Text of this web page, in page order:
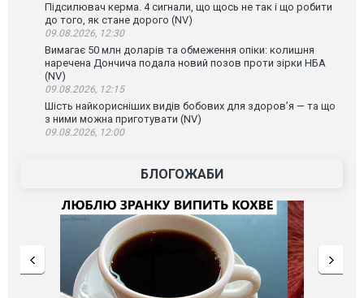
Підсилювач керма. 4 сигнали, що щось не так і що робити
до того, як стане дорого (NV)
09.08.2026, 12:30
Вимагає 50 млн доларів та обмеження опіки: колишня
наречена Дончича подала новий позов проти зірки НБА
(NV)
09.08.2026, 12:15
Шість найкорисніших видів бобових для здоров’я — та що
з ними можна приготувати (NV)
09.08.2026, 12:00
БЛОГОЖАБИ